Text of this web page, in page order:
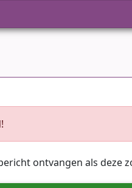
ontvangen als deze